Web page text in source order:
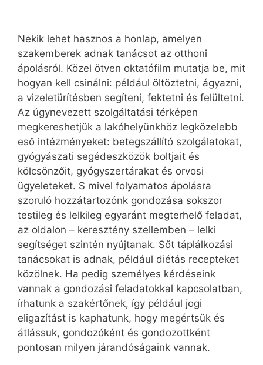
Nekik lehet hasznos a honlap, amelyen
szakemberek adnak tanácsot az otthoni
ápolásról. Közel ötven oktatófilm mutatja be, mit
hogyan kell csinálni: például öltöztetni, ágyazni,
a vizeletürítésben segíteni, fektetni és felültetni.
Az úgynevezett szolgáltatási térképen
megkereshetjük a lakóhelyünkhöz legközelebb
eső intézményeket: betegszállító szolgálatokat,
gyógyászati segédeszközök boltjait és
kölcsönzőit, gyógyszertárakat és orvosi
ügyeleteket. S mivel folyamatos ápolásra
szoruló hozzátartozónk gondozása sokszor
testileg és lelkileg egyaránt megterhelő feladat,
az oldalon – keresztény szellemben – lelki
segítséget szintén nyújtanak. Sőt táplálkozási
tanácsokat is adnak, például diétás recepteket
közölnek. Ha pedig személyes kérdéseink
vannak a gondozási feladatokkal kapcsolatban,
írhatunk a szakértőnek, így például jogi
eligazítást is kaphatunk, hogy megértsük és
átlássuk, gondozóként és gondozottként
pontosan milyen járandóságaink vannak.